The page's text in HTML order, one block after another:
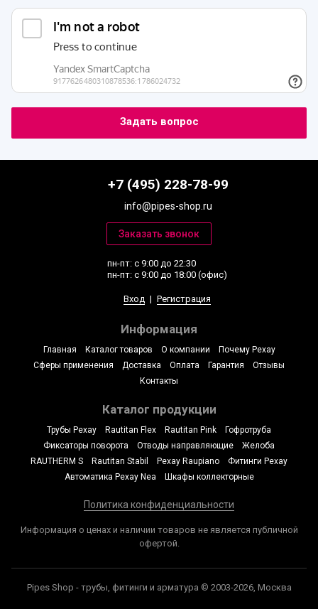
+7 (495) 228-78-99
info@pipes-shop.ru
пн-пт: с 9:00 до 22:30
пн-пт: с 9:00 до 18:00 (офис)
Вход | Регистрация
Информация
Главная Каталог товаров О компании
Почему Рехау
Сферы применения
Доставка Оплата Гарантия
Отзывы
Контакты
Каталог продукции
Трубы Рехау Rautitan Flex Rautitan Pink
Гофротруба
Фиксаторы поворота
Отводы направляющие
Желоба
RAUTHERM S
Rautitan Stabil Рехау Raupiano
Фитинги Рехау
Автоматика Рехау Nea
Шкафы коллекторные
Политика конфиденциальности
Информация о ценах и наличии товаров не является публичной
офертой.
Pipes Shop - трубы, фитинги и арматура © 2003-2026, Москва